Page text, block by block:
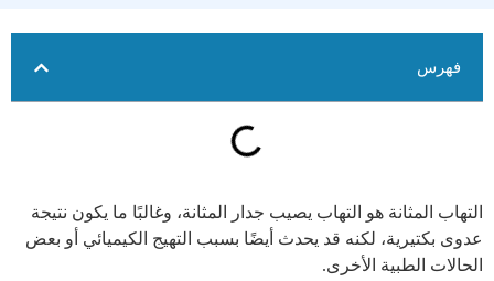
فهرس
التهاب المثانة هو التهاب يصيب جدار المثانة، وغالبًا ما يكون نتيجة
عدوى بكتيرية، لكنه قد يحدث أيضًا بسبب التهيج الكيميائي أو بعض
الحالات الطبية الأخرى.